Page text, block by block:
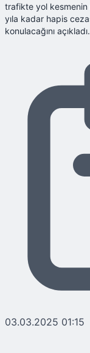
trafikte yol kesmenin
yıla kadar hapis
konulacağını açıkladı.
03.03.2025 01:15